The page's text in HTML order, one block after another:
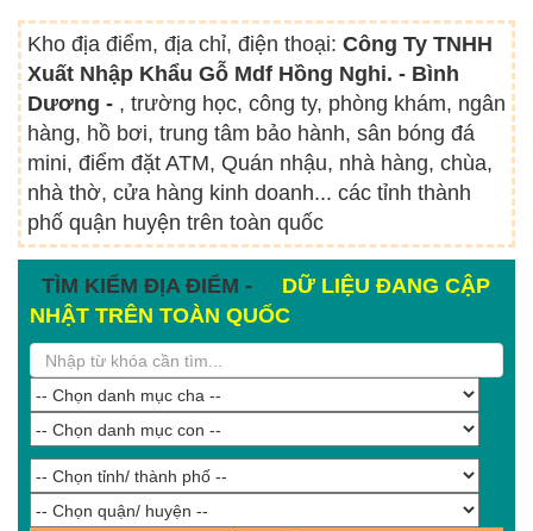
Kho địa điểm, địa chỉ, điện thoại: Công Ty TNHH
Xuất Nhập Khẩu Gỗ Mdf Hồng Nghi. - Bình
Dương - , trường học, công ty, phòng khám, ngân
hàng, hồ bơi, trung tâm bảo hành, sân bóng đá
mini, điểm đặt ATM, Quán nhậu, nhà hàng, chùa,
nhà thờ, cửa hàng kinh doanh... các tỉnh thành
phố quận huyện trên toàn quốc
TÌM KIẾM ĐỊA ĐIỂM -
DỮ LIỆU ĐANG CẬP
NHẬT TRÊN TOÀN QUỐC